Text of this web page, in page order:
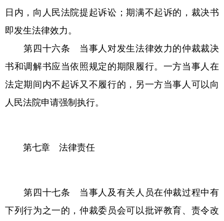
日内，向人民法院提起诉讼；期满不起诉的，裁决书
即发生法律效力。
第四十六条 当事人对发生法律效力的仲裁裁决
书和调解书应当依照规定的期限履行。一方当事人在
法定期间内不起诉又不履行的，另一方当事人可以向
人民法院申请强制执行。
第七章 法律责任
第四十七条 当事人及有关人员在仲裁过程中有
下列行为之一的，仲裁委员会可以批评教育、责令改